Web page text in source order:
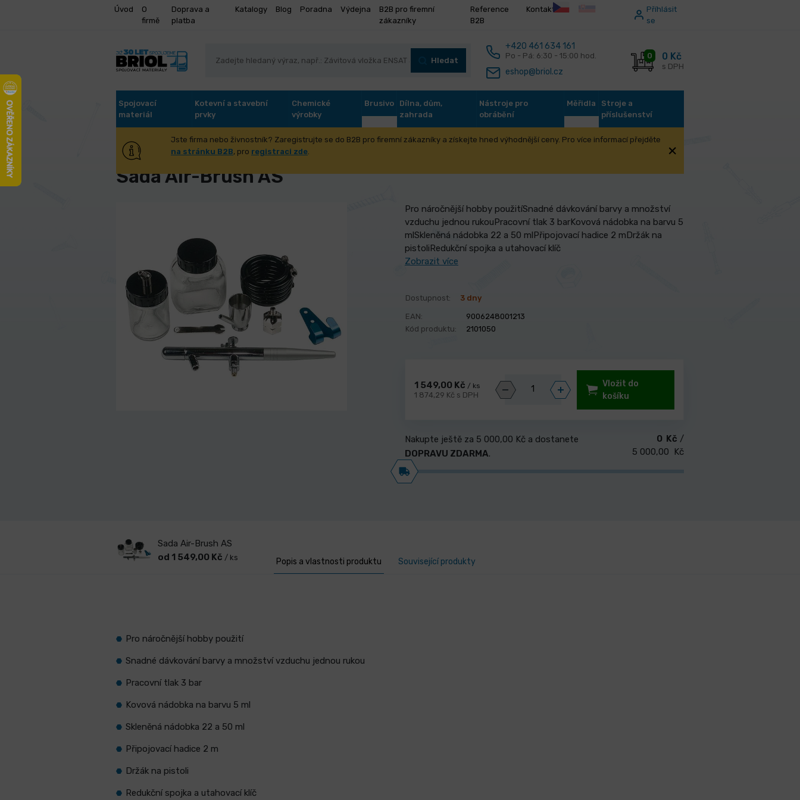
Úvod
O
firmě
Doprava a
platba
Katalogy Blog Poradna Výdejna
B2B pro firemní
zákazníky
Reference
B2B
Kontakt
Příhlásit
se
Hledat
+420 461 634 161
Po - Pá: 6:30 - 15:00 hod.
eshop@briol.cz
0 0 Kč
s DPH
Spojovací
materiál
Kotevní a stavební
prvky
Chemické
výrobky
Brusivo
Dílna, dům,
zahrada
Nástroje pro
obrábění
Měřidla
Stroje a
příslušenství
Jste firma nebo živnostník? Zaregistrujte se do B2B pro firemní zákazníky a získejte hned výhodnější ceny. Pro více informací přejděte
na stránku B2B, pro registraci zde.
Úvod Stroje a příslušenství Pneumatické nářadí
Sada Air-Brush AS
Pro náročnější hobby použitíSnadné dávkování barvy a množství
vzduchu jednou rukouPracovní tlak 3 barKovová nádobka na barvu 5
mlSkleněná nádobka 22 a 50 mlPřipojovací hadice 2 mDržák na
pistoliRedukční spojka a utahovací klíč
Zobrazit více
Dostupnost: 3 dny
EAN:
9006248001213
Kód produktu:
2101050
1 549,00 Kč / ks
1 874,29 Kč s DPH
Vložit do
košíku
Nakupte ještě za 5 000,00 Kč a dostanete
DOPRAVU ZDARMA.
0 Kč /
5 000,00 Kč
Sada Air-Brush AS
od 1 549,00 Kč / ks Popis a vlastnosti produktu Související produkty
Pro náročnější hobby použití
Snadné dávkování barvy a množství vzduchu jednou rukou
Pracovní tlak 3 bar
Kovová nádobka na barvu 5 ml
Skleněná nádobka 22 a 50 ml
Připojovací hadice 2 m
Držák na pistoli
Redukční spojka a utahovací klíč